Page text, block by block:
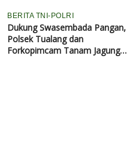
BERITA TNI-POLRI
Dukung Swasembada Pangan,
Polsek Tualang dan
Forkopimcam Tanam Jagung